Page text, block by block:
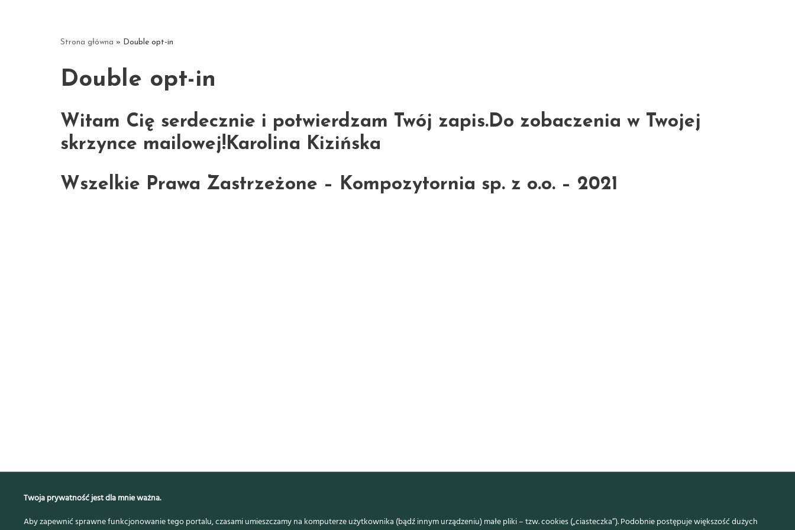
Strona główna » Double opt-in
Double opt-in
Witam Cię serdecznie i potwierdzam Twój zapis.Do zobaczenia w Twojej
skrzynce mailowej!Karolina Kizińska
Wszelkie Prawa Zastrzeżone – Kompozytornia sp. z o.o. – 2021
Twoja prywatność jest dla mnie ważna.
Aby zapewnić sprawne funkcjonowanie tego portalu, czasami umieszczamy na komputerze użytkownika (bądź innym urządzeniu) małe pliki – tzw. cookies („ciasteczka”). Podobnie postępuje większość dużych